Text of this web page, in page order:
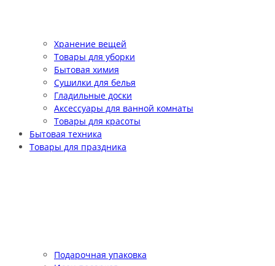
Хранение вещей
Товары для уборки
Бытовая химия
Сушилки для белья
Гладильные доски
Аксессуары для ванной комнаты
Товары для красоты
Бытовая техника
Товары для праздника
Подарочная упаковка